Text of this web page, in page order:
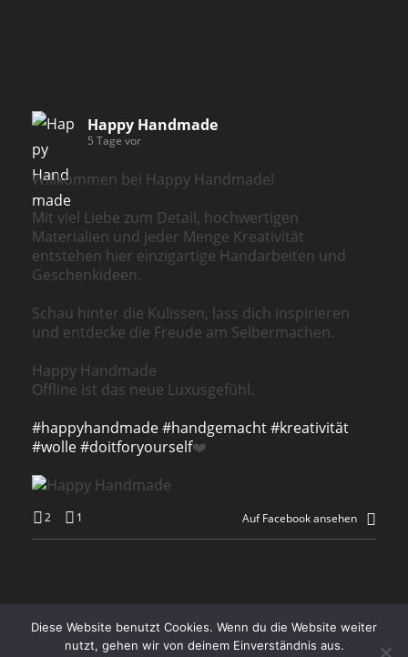
Happy Handmade
5 Tage vor
Willkommen bei Happy Handmade!
Mit viel Liebe zum Detail, hochwertigen
Materialien und jeder Menge Kreativität
entstehen hier einzigartige Handarbeiten und
Geschenkideen.
Schau hinter die Kulissen, lass dich inspirieren
und entdecke die Freude am Selbermachen.
Happy Handmade
Offline ist das neue Luxusgefühl.
#happyhandmade#handgemacht#kreativität
#wolle#doitforyourself❤️
2 1 Auf Facebook ansehen
Zahlung, Versand und Abholung Impressum
AGB
Datenschutz
FAQ Kontakt
Diese Website benutzt Cookies. Wenn du die Website weiter
nutzt, gehen wir von deinem Einverständnis aus.